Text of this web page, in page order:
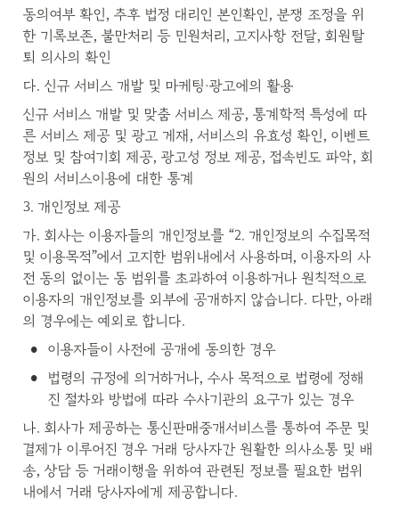
동의여부 확인, 추후 법정 대리인 본인확인, 분쟁 조정을 위
한 기록보존, 불만처리 등 민원처리, 고지사항 전달, 회원탈
퇴 의사의 확인
다. 신규 서비스 개발 및 마케팅·광고에의 활용
신규 서비스 개발 및 맞춤 서비스 제공, 통계학적 특성에 따
른 서비스 제공 및 광고 게재, 서비스의 유효성 확인, 이벤트
정보 및 참여기회 제공, 광고성 정보 제공, 접속빈도 파악, 회
원의 서비스이용에 대한 통계
3. 개인정보 제공
가. 회사는 이용자들의 개인정보를 “2. 개인정보의 수집목적
및 이용목적”에서 고지한 범위내에서 사용하며, 이용자의 사
전 동의 없이는 동 범위를 초과하여 이용하거나 원칙적으로
이용자의 개인정보를 외부에 공개하지 않습니다. 다만, 아래
의 경우에는 예외로 합니다.
• 이용자들이 사전에 공개에 동의한 경우
•
법령의 규정에 의거하거나, 수사 목적으로 법령에 정해
진 절차와 방법에 따라 수사기관의 요구가 있는 경우
나. 회사가 제공하는 통신판매중개서비스를 통하여 주문 및
결제가 이루어진 경우 거래 당사자간 원활한 의사소통 및 배
송, 상담 등 거래이행을 위하여 관련된 정보를 필요한 범위
내에서 거래 당사자에게 제공합니다.